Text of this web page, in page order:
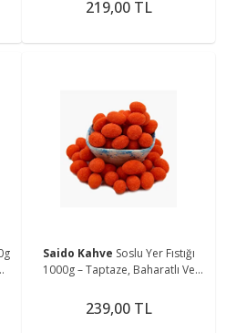
219,00 TL
Saido Kahve Soslu Yer Fıstığı
1000g – Taptaze, Baharatlı Ve
239,00 TL